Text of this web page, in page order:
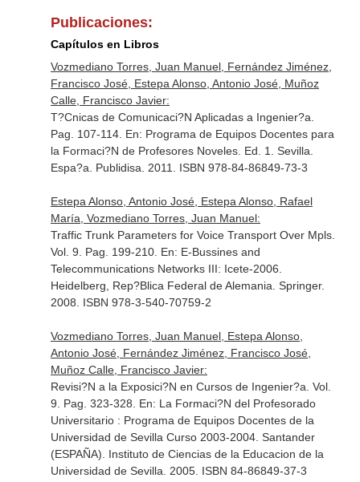
Publicaciones:
Capítulos en Libros
Vozmediano Torres, Juan Manuel, Fernández Jiménez,
Francisco José, Estepa Alonso, Antonio José, Muñoz
Calle, Francisco Javier:
T?Cnicas de Comunicaci?N Aplicadas a Ingenier?a.
Pag. 107-114. En: Programa de Equipos Docentes para
la Formaci?N de Profesores Noveles. Ed. 1. Sevilla.
Espa?a. Publidisa. 2011. ISBN 978-84-86849-73-3
Estepa Alonso, Antonio José, Estepa Alonso, Rafael
María, Vozmediano Torres, Juan Manuel:
Traffic Trunk Parameters for Voice Transport Over Mpls.
Vol. 9. Pag. 199-210. En: E-Bussines and
Telecommunications Networks III: Icete-2006
Heidelberg, Rep?Blica Federal de Alemania. Springer.
2008. ISBN 978-3-540-70759-2
Vozmediano Torres, Juan Manuel, Estepa Alonso,
Antonio José, Fernández Jiménez, Francisco José,
Muñoz Calle, Francisco Javier:
Revisi?N a la Exposici?N en Cursos de Ingenier?a. Vol.
9. Pag. 323-328. En: La Formaci?N del Profesorado
Universitario : Programa de Equipos Docentes de la
Universidad de Sevilla Curso 2003-2004. Santander
(ESPAÑA). Instituto de Ciencias de la Educacion de la
Universidad de Sevilla. 2005. ISBN 84-86849-37-3